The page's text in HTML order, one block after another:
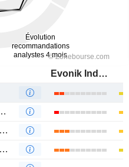
Evonik Industries AG